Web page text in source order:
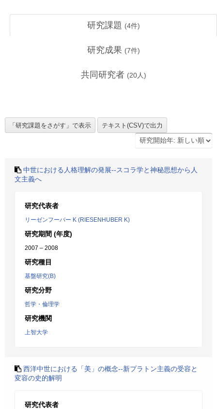
研究課題 (4件)
研究成果 (7件)
共同研究者 (20人)
中世における人格理解の発展--スコラ学と神秘思想から人
文主義へ
研究代表者
リーゼンフーバー K (RIESENHUBER K)
研究期間 (年度)
2007 – 2008
研究種目
基盤研究(B)
研究分野
哲学・倫理学
研究機関
上智大学
西洋中世における「美」の概念--新プラトン主義の受容と
変容の史的解明
研究代表者